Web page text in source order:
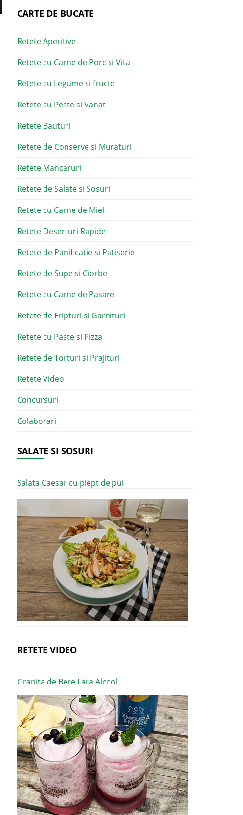
CARTE DE BUCATE
Retete Aperitive
Retete cu Carne de Porc si Vita
Retete cu Legume si fructe
Retete cu Peste si Vanat
Retete Bauturi
Retete de Conserve si Muraturi
Retete Mancaruri
Retete de Salate si Sosuri
Retete cu Carne de Miel
Retete Deserturi Rapide
Retete de Panificatie si Patiserie
Retete de Supe si Ciorbe
Retete cu Carne de Pasare
Retete de Fripturi si Garnituri
Retete cu Paste si Pizza
Retete de Torturi si Prajituri
Retete Video
Concursuri
Colaborari
SALATE SI SOSURI
Salata Caesar cu piept de pui
RETETE VIDEO
Granita de Bere Fara Alcool